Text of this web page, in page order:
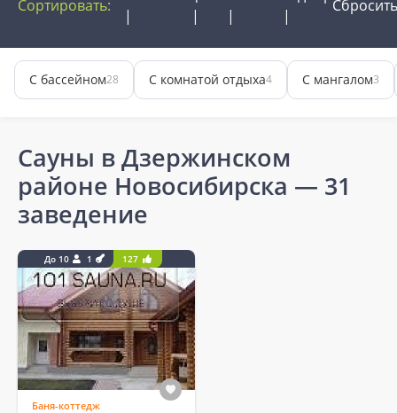
Сортировать: Сбросить
С бассейном28 С комнатой отдыха4 С мангалом3
Сауны в Дзержинском
районе Новосибирска — 31
заведение
До 10 1 127
Баня-коттедж